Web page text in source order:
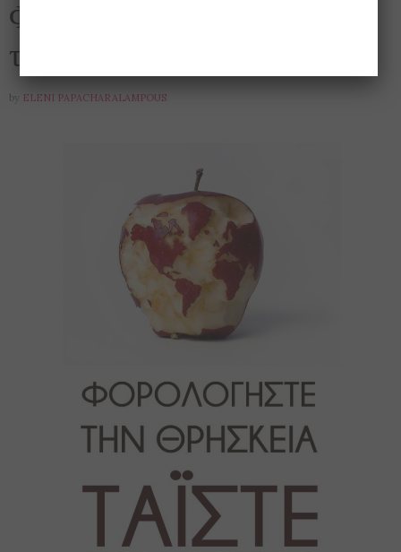
Φορολογήστε τη θρησκεία,
ταίστε τον κόσμο
by ELENI PAPACHARALAMPOUS